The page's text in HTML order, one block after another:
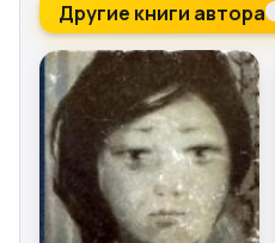
Другие книги автора